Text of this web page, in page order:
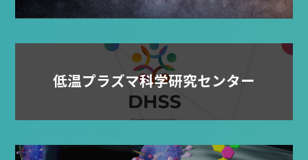
低温プラズマ科学研究センター